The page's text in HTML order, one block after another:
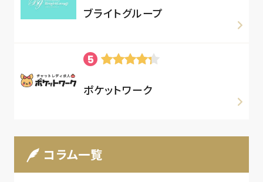
ブライトグループ
ポケットワーク
コラム一覧